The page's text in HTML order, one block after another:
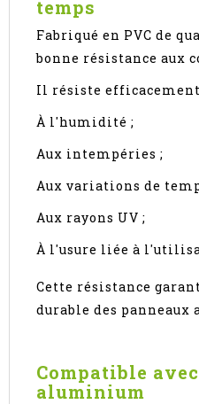
temps
Fabriqué en PVC de
bonne résistance aux
Il résiste
À l'humidité ;
Aux intempéries ;
Aux variations de
Aux rayons UV ;
À l'usure liée à
Cette résistance
durable des panneaux
Compatible
aluminium